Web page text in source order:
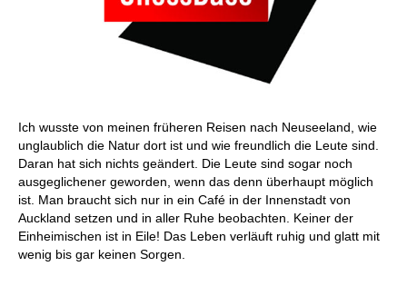
Ich wusste von meinen früheren Reisen nach Neuseeland, wie
unglaublich die Natur dort ist und wie freundlich die Leute sind.
Daran hat sich nichts geändert. Die Leute sind sogar noch
ausgeglichener geworden, wenn das denn überhaupt möglich
ist. Man braucht sich nur in ein Café in der Innenstadt von
Auckland setzen und in aller Ruhe beobachten. Keiner der
Einheimischen ist in Eile! Das Leben verläuft ruhig und glatt mit
wenig bis gar keinen Sorgen.